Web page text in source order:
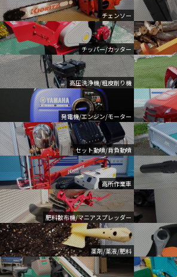
チェンソー
チッパー/カッター
高圧洗浄機/粗皮削り機
発電機/エンジン/モーター
セット動噴/背負動噴
高所作業車
肥料散布機/マニアスプレッダー
薬剤/薬液/肥料